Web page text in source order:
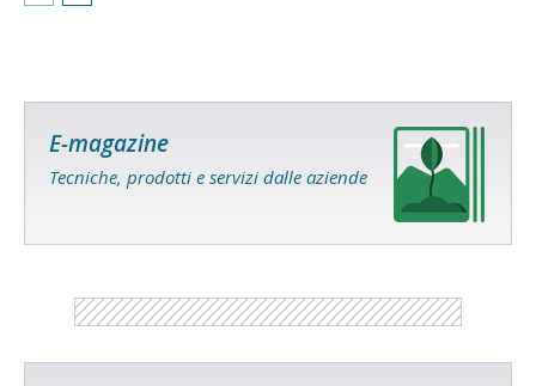
E-magazine
Tecniche, prodotti e servizi dalle aziende